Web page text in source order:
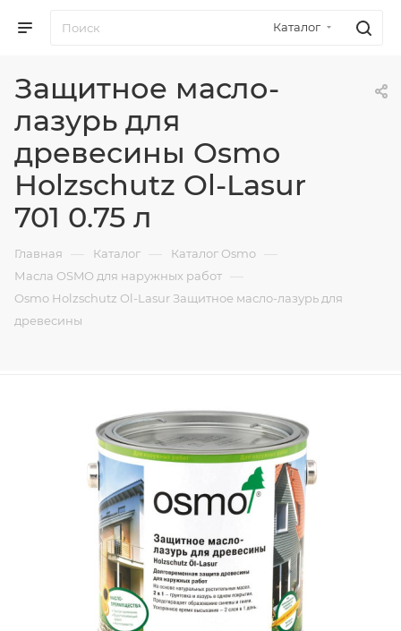
Каталог
Защитное масло-
лазурь для
древесины Osmo
Holzschutz Ol-Lasur
701 0.75 л
Главная — Каталог — Каталог Osmo —
Масла OSMO для наружных работ —
Osmo Holzschutz Ol-Lasur Защитное масло-лазурь для
древесины